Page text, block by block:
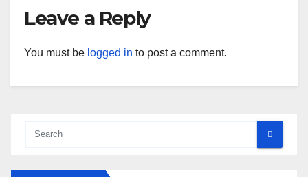
Leave a Reply
You must be logged in to post a comment.